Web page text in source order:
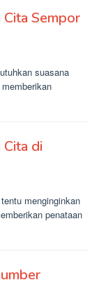
Cita Sempor
suasana
di
menginginkan
penataan